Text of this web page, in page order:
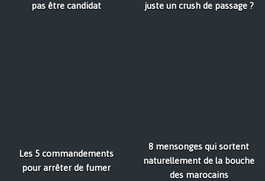
pas être candidat
juste un crush de passage ?
Les 5 commandements
pour arrêter de fumer
8 mensonges qui sortent
naturellement de la bouche
des marocains